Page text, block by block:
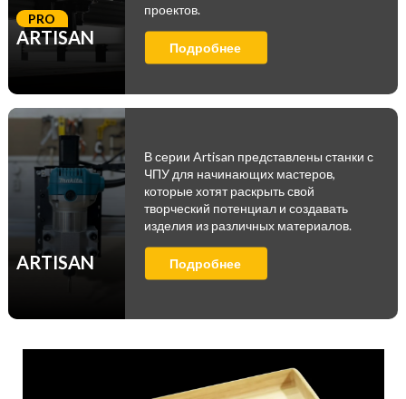
ARTISAN
PRO
проектов.
Подробнее
ARTISAN
В серии Artisan представлены станки с
ЧПУ для начинающих мастеров,
которые хотят раскрыть свой
творческий потенциал и создавать
изделия из различных материалов.
Подробнее